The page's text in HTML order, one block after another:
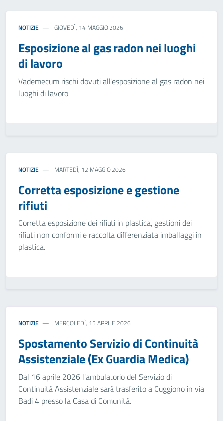
NOTIZIE GIOVEDÌ, 14 MAGGIO 2026
Esposizione al gas radon nei luoghi
di lavoro
Vademecum rischi dovuti all'esposizione al gas radon nei
luoghi di lavoro
NOTIZIE MARTEDÌ, 12 MAGGIO 2026
Corretta esposizione e gestione
rifiuti
Corretta esposizione dei rifiuti in plastica, gestioni dei
rifiuti non conformi e raccolta differenziata imballaggi in
plastica.
NOTIZIE MERCOLEDÌ, 15 APRILE 2026
Spostamento Servizio di Continuità
Assistenziale (Ex Guardia Medica)
Dal 16 aprile 2026 l'ambulatorio del Servizio di
Continuità Assistenziale sarà trasferito a Cuggiono in via
Badi 4 presso la Casa di Comunità.